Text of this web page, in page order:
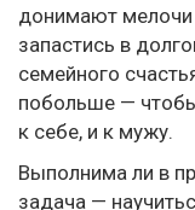
донимают
запастись в
семейного
побольше —
к себе, и к мужу.
Выполнима ли в
задача —